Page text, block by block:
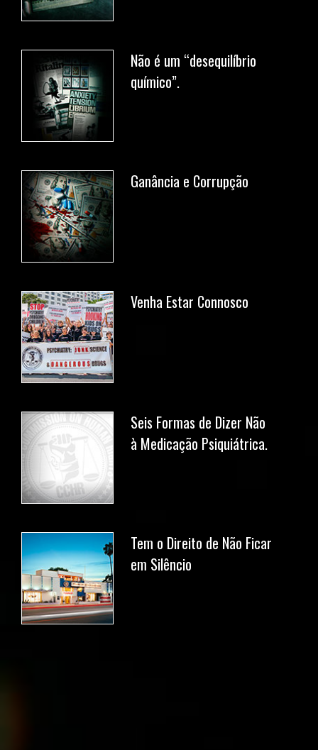
Não é um “desequilíbrio
químico”.
Ganância e Corrupção
Venha Estar Connosco
Seis Formas de Dizer Não
à Medicação Psiquiátrica.
Tem o Direito de Não Ficar
em Silêncio